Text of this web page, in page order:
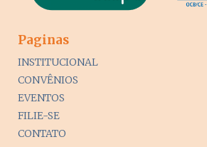
Paginas
INSTITUCIONAL
CONVÊNIOS
EVENTOS
FILIE-SE
CONTATO